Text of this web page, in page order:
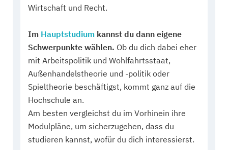
Wirtschaft und Recht.
Im Hauptstudium kannst du dann eigene
Schwerpunkte wählen. Ob du dich dabei eher
mit Arbeitspolitik und Wohlfahrtsstaat,
Außenhandelstheorie und -politik oder
Spieltheorie beschäftigst, kommt ganz auf die
Hochschule an.
Am besten vergleichst du im Vorhinein ihre
Modulpläne, um sicherzugehen, dass du
studieren kannst, wofür du dich interessierst.